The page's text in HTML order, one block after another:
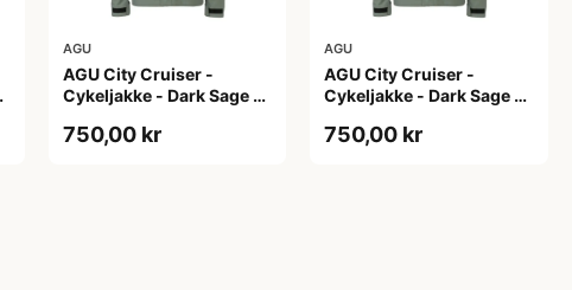
AGU
AGU City Cruiser -
Cykeljakke - Dark Sage -
750,00 kr
AGU
AGU City Cruiser -
Cykeljakke - Dark Sage -
750,00 kr